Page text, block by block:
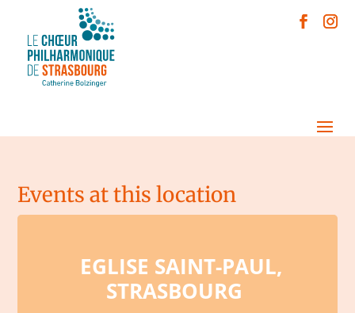
Events at this location
EGLISE SAINT-PAUL,
STRASBOURG